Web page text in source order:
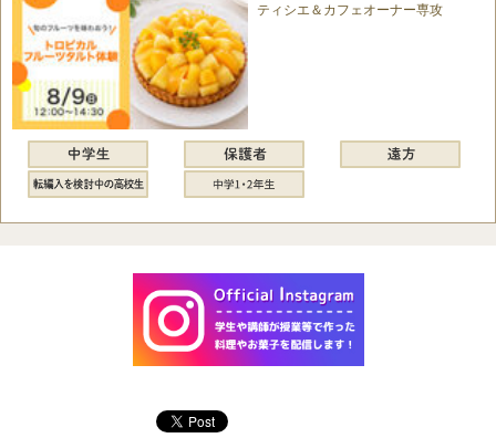
ティシエ＆カフェオーナー専攻